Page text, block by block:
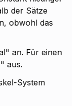
der Sätze
obwohl das
an. Für einen
aus.
System